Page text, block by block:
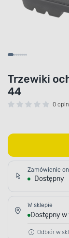
Trzewiki
44
0
Zamówienie
Dostępny
W sklepie
Dostępny w
Odbiór w